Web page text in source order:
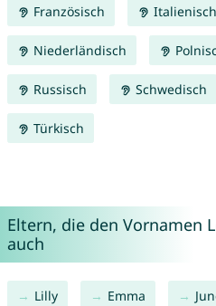
Französisch Italienisch
Niederländisch
Russisch Schwedisch
Türkisch
Eltern, die den Vornamen
auch
Lilly Emma